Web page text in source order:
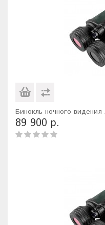
Бинокль ночного
89 900 р.